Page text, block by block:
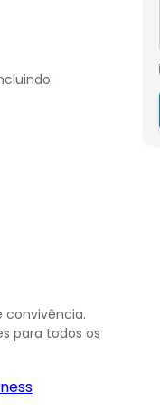
convivência.
para todos os